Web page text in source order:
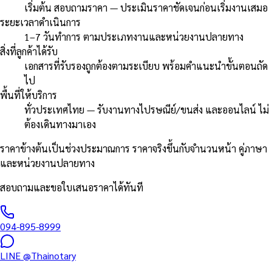
เริ่มต้น สอบถามราคา — ประเมินราคาชัดเจนก่อนเริ่มงานเสมอ
ระยะเวลาดำเนินการ
1–7 วันทำการ ตามประเภทงานและหน่วยงานปลายทาง
สิ่งที่ลูกค้าได้รับ
เอกสารที่รับรองถูกต้องตามระเบียบ พร้อมคำแนะนำขั้นตอนถัด
ไป
พื้นที่ให้บริการ
ทั่วประเทศไทย — รับงานทางไปรษณีย์/ขนส่ง และออนไลน์ ไม่
ต้องเดินทางมาเอง
ราคาข้างต้นเป็นช่วงประมาณการ ราคาจริงขึ้นกับจำนวนหน้า คู่ภาษา
และหน่วยงานปลายทาง
สอบถามและขอใบเสนอราคาได้ทันที
094-895-8999
LINE@Thainotary